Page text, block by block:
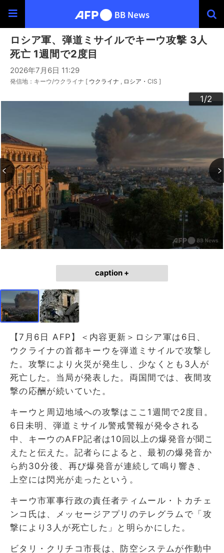
ロシア軍、弾道ミサイルでキーウ攻撃 3人
死亡 1週間で2度目
2026年7月6日 11:29
発信地：キーウ/ウクライナ [ ウクライナ ロシア・CIS ]
1/2
2/2
caption +
【7月6日 AFP】＜内容更新＞ロシア軍は6日、
ウクライナの首都キーウを弾道ミサイルで攻撃し
た。攻撃により火災が発生し、少なくとも3人が
死亡した。当局が発表した。両国間では、夜間攻
撃の応酬が続いていた。
キーウと周辺地域への攻撃はここ1週間で2度目。
6日未明、弾道ミサイル警戒警報が発令される
中、キーウのAFP記者は10回以上の爆発音が聞こ
えたと伝えた。記者らによると、最初の爆発音か
ら約30分後、再び爆発音が連続して鳴り響き、
上空には閃光が走ったという。
キーウ市軍事行政の責任者ティムール・トカチェ
ンコ氏は、メッセージアプリのテレグラムで「攻
撃により3人が死亡した」と明らかにした。
ビタリ・クリチコ市長は、防空システムが作動中